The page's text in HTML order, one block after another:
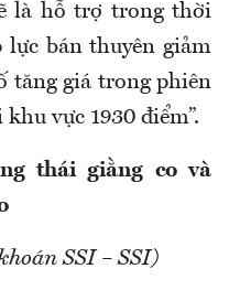
là hỗ trợ trong thời
lực bán thuyên giảm
tăng giá trong phiên
vực 1930 điểm”.
thái giằng co và
SSI – SSI)